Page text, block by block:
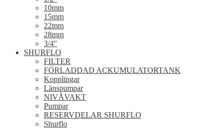
10mm
15mm
22mm
28mm
3/4"
SHURFLO
FILTER
FÖRLADDAD ACKUMULATORTANK
Kopplingar
Länspumpar
NIVÅVAKT
Pumpar
RESERVDELAR SHURFLO
Shurflo